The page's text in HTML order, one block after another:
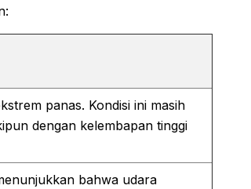
panas. Kondisi ini masih
dengan kelembapan tinggi
bahwa udara